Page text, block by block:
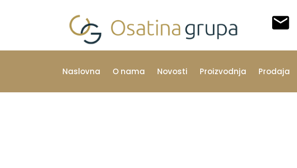
Naslovna O nama Novosti Proizvodnja Prodaja